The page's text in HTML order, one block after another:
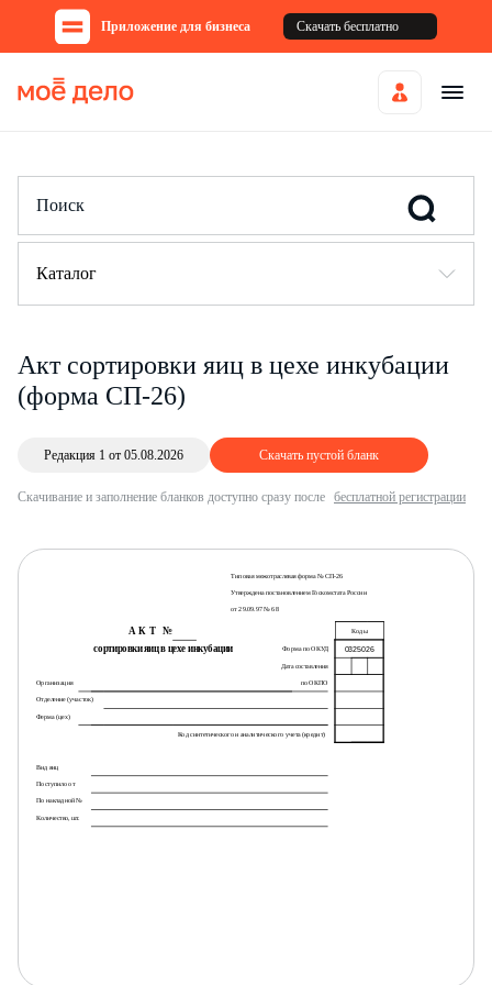
Приложение для бизнеса Скачать бесплатно
Каталог
Акт сортировки яиц в цехе инкубации
(форма СП-26)
Редакция 1 от 05.08.2026 Скачать пустой бланк
Скачивание и заполнение бланков доступно сразу после бесплатной регистрации
Типовая межотраслевая форма № СП-26
Утверждена постановлением Госкомстата России
от 29.09.97 № 68
А К Т № Коды
сортировки яиц в цехе инкубации Форма по ОКУД 0325026
Дата составления
Организация по ОКПО
Отделение (участок)
Ферма (цех)
Код синтетического и аналитического учета (кредит)
Вид яиц
Поступило от
По накладной №
Количество, шт.